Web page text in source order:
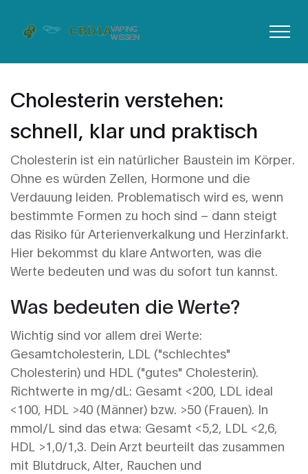
Cholesterin verstehen:
schnell, klar und praktisch
Cholesterin ist ein natürlicher Baustein im Körper.
Ohne es würden Zellen, Hormone und die
Verdauung leiden. Problematisch wird es, wenn
bestimmte Formen zu hoch sind – dann steigt
das Risiko für Arterienverkalkung und Herzinfarkt.
Hier bekommst du klare Antworten, was die
Werte bedeuten und was du sofort tun kannst.
Was bedeuten die Werte?
Wichtig sind vor allem drei Werte:
Gesamtcholesterin, LDL ("schlechtes"
Cholesterin) und HDL ("gutes" Cholesterin).
Richtwerte in mg/dL: Gesamt <200, LDL ideal
<100, HDL >40 (Männer) bzw. >50 (Frauen). In
mmol/L sind das etwa: Gesamt <5,2, LDL <2,6,
HDL >1,0/1,3. Dein Arzt beurteilt das zusammen
mit Blutdruck, Alter, Rauchen und